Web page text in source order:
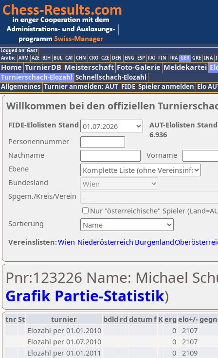
Logged on: Gast
Arabic ARM AZE BIH BUL CAT CHN CRO CZE DEN ENG ESP FAI FIN FRA GER GRE INA
Home TurnierDB Meisterschaft Foto-Galerie Meldekartei
Turnierschach-Elozahl Schnellschach-Elozahl
Allgemeines Turnier anmelden: AUT FIDE Spieler anmelden Elo
Willkommen bei den offiziellen
Nachname
Vorname
Ebene
Sortierung
Personennummer
Bundesland
Spgem./Kreis/Verein
Nur "österreichische" Spieler
Vereinslisten:Wien Niederösterreich Burgenland
AUT-Elolisten
6.936
FIDE-Elolisten Stand
Pnr:123226 Name: Michael
Grafik Partie-Statistik)
tnrSt turnier bdld rd datumf Kerg elo+/-
Elozahl per 01.01.2010
0 2107
Elozahl per 01.07.2010
0 2107
Elozahl per 01.01.2011
0 2109